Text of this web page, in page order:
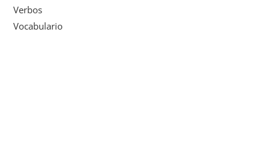
Verbos
Vocabulario